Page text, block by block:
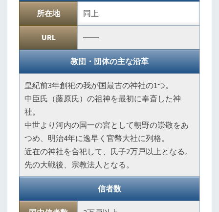
所在地 同上
URL ――
教団・団体の主な沿革
皇紀前3年創祀の我が国最古の神社の1つ。
中臣氏（藤原氏）の祖神を最初に奉斎した神
社。
中世より河内の国一の宮として朝野の崇敬をあ
つめ、明治4年に逸早く官幣大社に列格。
近在の神社を合祀して、氏子2万戸以上となる。
先の大戦後、宗教法人となる。
信者数